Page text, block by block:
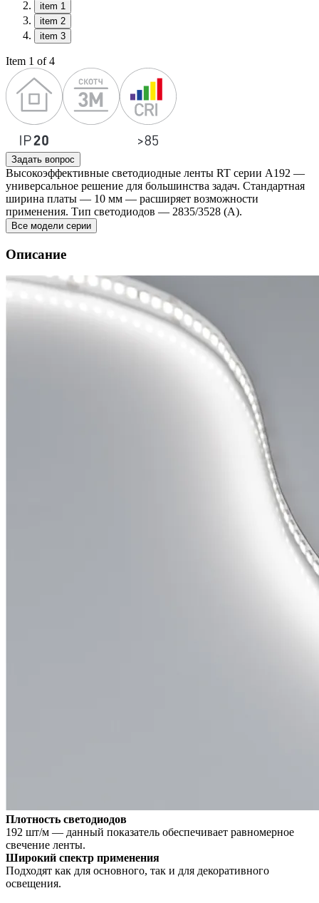
item 1
item 2
item 3
Item 1 of 4
Задать вопрос
Высокоэффективные светодиодные ленты RT серии A192 —
универсальное решение для большинства задач. Стандартная
ширина платы — 10 мм — расширяет возможности
применения. Тип светодиодов — 2835/3528 (А).
Все модели серии
Описание
Плотность светодиодов
192 шт/м — данный показатель обеспечивает равномерное
свечение ленты.
Широкий спектр применения
Подходят как для основного, так и для декоративного
освещения.